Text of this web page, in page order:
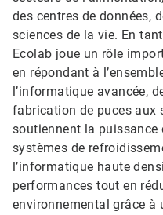
des centres de données,
sciences de la vie. En
Ecolab joue un rôle
en répondant à
l’informatique avancée,
fabrication de puces aux
soutiennent la puissance
systèmes de
l’informatique haute
performances tout en
environnemental grâce à